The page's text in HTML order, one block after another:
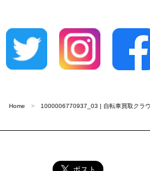
Home 1000006770937_03 | 自転車買取クラ